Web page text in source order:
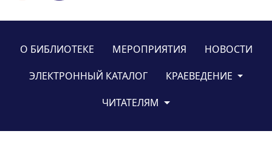
О БИБЛИОТЕКЕ МЕРОПРИЯТИЯ
НОВОСТИ
ЭЛЕКТРОННЫЙ КАТАЛОГ
КРАЕВЕДЕНИЕ
ЧИТАТЕЛЯМ